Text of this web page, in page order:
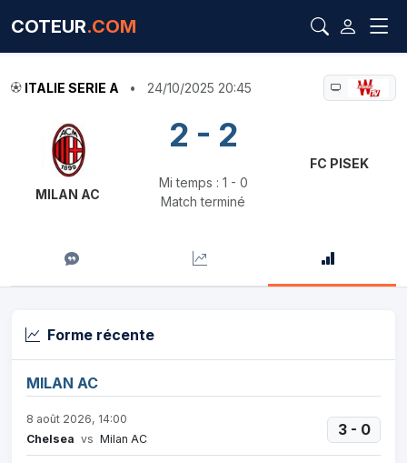
COTEUR.COM
ITALIE SERIE A • 24/10/2025 20:45
MILAN AC
2 - 2
Mi temps : 1 - 0
Match terminé
FC PISEK
Forme récente
MILAN AC
8 août 2026, 14:00
Chelsea vs Milan AC
3 - 0